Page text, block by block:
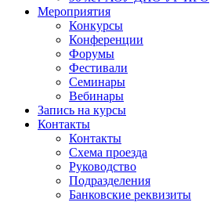
Мероприятия
Конкурсы
Конференции
Форумы
Фестивали
Семинары
Вебинары
Запись на курсы
Контакты
Контакты
Схема проезда
Руководство
Подразделения
Банковские реквизиты